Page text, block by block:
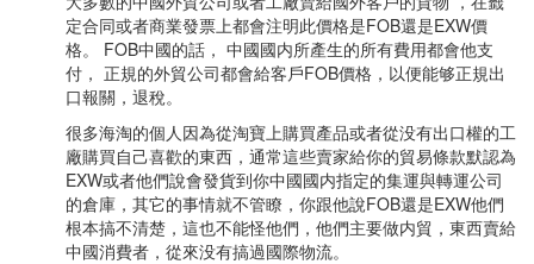
定合同或者商業發票上都會注明此價格是FOB還是EXW價
格。 FOB中國的話， 中國國内所產生的所有費用都會他支
付， 正規的外貿公司都會給客戶FOB價格，以便能够正規出
口報關，退稅。
很多海淘的個人因為從淘寶上購買產品或者從没有出口權的工
廠購買自己喜歡的東西，通常這些賣家給你的貿易條款默認為
EXW或者他們說會發貨到你中國國内指定的集運與轉運公司
的倉庫，其它的事情就不管瞭，你跟他說FOB還是EXW他們
根本搞不清楚，這也不能怪他們，他們主要做内貿，東西賣給
中國消費者，從來没有搞過國際物流。